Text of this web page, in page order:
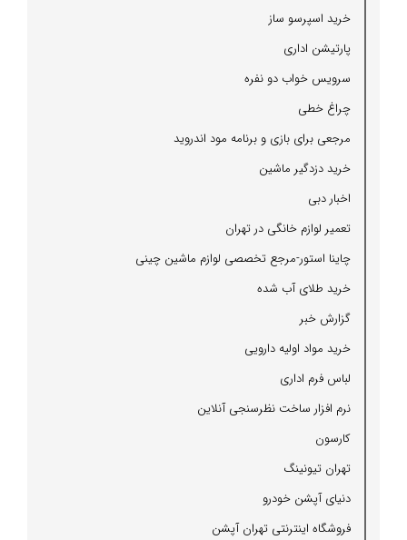
خرید اسپرسو ساز
پارتیشن اداری
سرویس خواب دو نفره
چراغ خطی
مرجعی برای بازی و برنامه مود اندروید
خرید دزدگیر ماشین
اخبار دبی
تعمیر لوازم خانگی در تهران
چاینا استور-مرجع تخصصی لوازم ماشین چینی
خرید طلای آب شده
گزارش خبر
خرید مواد اولیه دارویی
لباس فرم اداری
نرم افزار ساخت نظرسنجی آنلاین
كارسون
تهران تیونینگ
دنیای آپشن خودرو
فروشگاه اینترنتی تهران آپشن